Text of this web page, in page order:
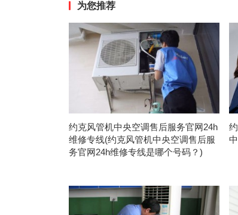
为您推荐
约克风管机中央空调售后服务官网24h
维修专线(约克风管机中央空调售后服
务官网24h维修专线是哪个号码？)